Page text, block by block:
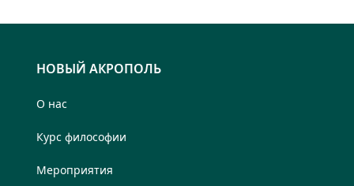
НОВЫЙ АКРОПОЛЬ
О нас
Курс философии
Мероприятия